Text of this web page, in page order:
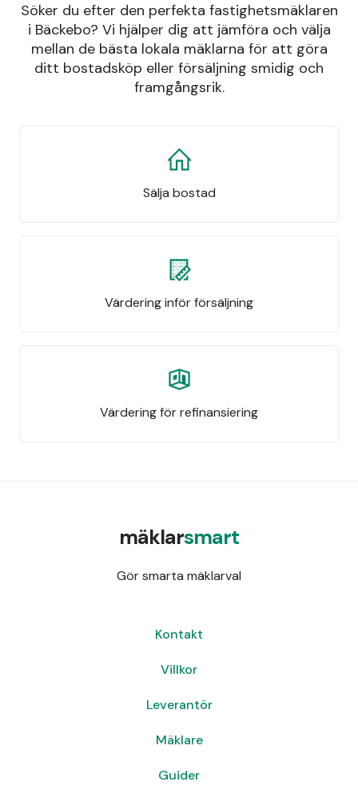
Söker du efter den perfekta fastighetsmäklaren
i Bäckebo? Vi hjälper dig att jämföra och välja
mellan de bästa lokala mäklarna för att göra
ditt bostadsköp eller försäljning smidig och
framgångsrik.
Sälja bostad
Värdering inför försäljning
Värdering för refinansiering
mäklarsmart
Gör smarta mäklarval
Kontakt
Villkor
Leverantör
Mäklare
Guider